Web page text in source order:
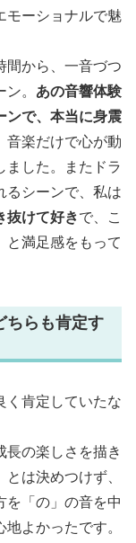
モーショナルで魅
間から、一音づつ
。 あの音響体験
ンで、本当に身震
音楽だけで心が動
ました。またドラ
るシーンで、私は
抜けて好きで、こ
と満足感をもって
ちらも肯定す
く肯定していたな
長の楽しさを描き
は決めつけず、
を「の」の音を中
よかったです。